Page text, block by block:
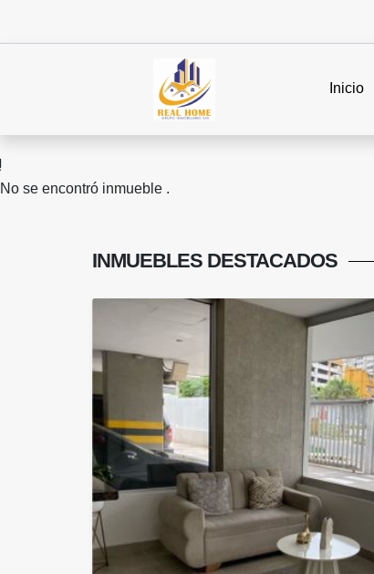
Inicio
No se encontró inmueble .
INMUEBLES DESTACADOS